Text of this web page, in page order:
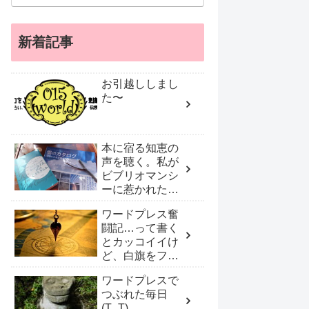
新着記事
お引越ししまし
た〜
本に宿る知恵の
声を聴く。私が
ビブリオマンシ
ーに惹かれたワ
ワードプレス奮
闘記…って書く
とカッコイイけ
ど、白旗をフリ
んだ！
ワードプレスで
つぶれた毎日